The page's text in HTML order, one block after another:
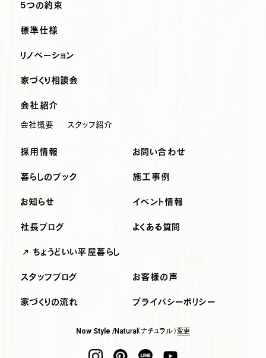
5つの約束
標準仕様
リノベーション
家づくり相談会
会社紹介
会社概要 スタッフ紹介
採用情報 お問い合わせ
暮らしのブック 施工事例
お知らせ
社長ブログ
イベント情報
よくある質問
ちょうどいい平屋暮らし
スタッフブログ お客様の声
家づくりの流れ プライバシーポリシー
Now Style /Natural （ナチュラル）変更